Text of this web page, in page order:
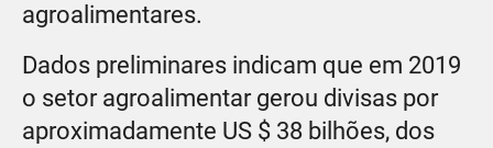
agroalimentares.
Dados preliminares indicam que em 2019
o setor agroalimentar gerou divisas por
aproximadamente US $ 38 bilhões, dos